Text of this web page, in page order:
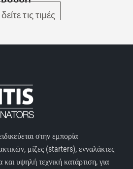
τις τιμές
στην εμπορία
μίζες (starters), ενναλάκτες
υψηλή τεχνική κατάρτιση, για